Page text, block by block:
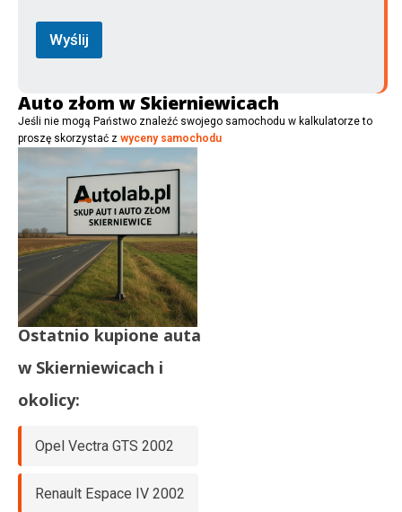
Wyślij
Auto złom w Skierniewicach
Jeśli nie mogą Państwo znaleźć swojego samochodu w kalkulatorze to
proszę skorzystać z wyceny samochodu
Ostatnio kupione auta
w Skierniewicach i
okolicy:
Opel Vectra GTS 2002
Renault Espace IV 2002